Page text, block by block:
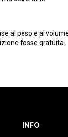
al peso e al
fosse gratuita.
INFO